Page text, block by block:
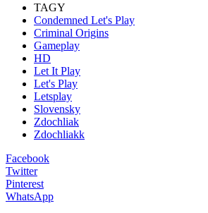
TAGY
Condemned Let's Play
Criminal Origins
Gameplay
HD
Let It Play
Let's Play
Letsplay
Slovensky
Zdochliak
Zdochliakk
Facebook
Twitter
Pinterest
WhatsApp